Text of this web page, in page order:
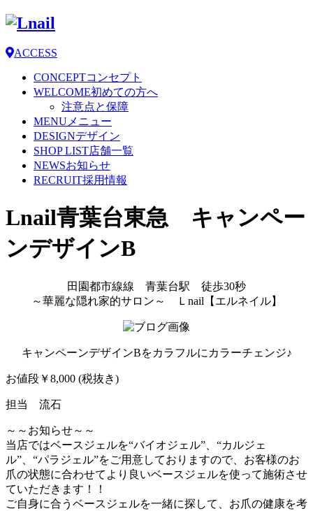
ACCESS
CONCEPTコンセプト
WELCOME初めての方へ
注意点と保障
MENU メニュー
DESIGNデザイン
SHOP LIST店舗一覧
NEWSお知らせ
RECRUIT採用情報
Lnail青葉台東急 キャンペー
ンデザインB
田園都市線線 青葉台駅 徒歩30秒
～華麗な隠れ家的サロン～ Ｌnail【エルネイル】
キャンペーンデザインBをカラフルにカラーチェンジ♪
お値段￥8,000 (税抜き)
担当 流石
～～お知らせ～～
当店ではベースジェルを“バイオジェル”、“カルジェ
ル”、“パラジェル”をご用意しておりますので、お客様のお
爪の状態に合わせてより良いベースジェルを使って施術させ
ていただきます！！
ご自身に合うベースジェルを一緒に探して、お爪の健康を考